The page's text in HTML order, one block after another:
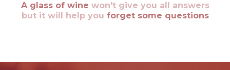
A glass of wine won't give you all answers
but it will help you forget some questions